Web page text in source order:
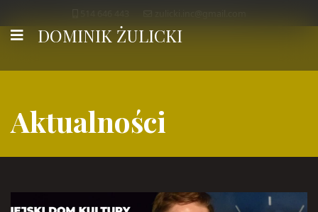
DOMINIK ŻULICKI
Aktualności